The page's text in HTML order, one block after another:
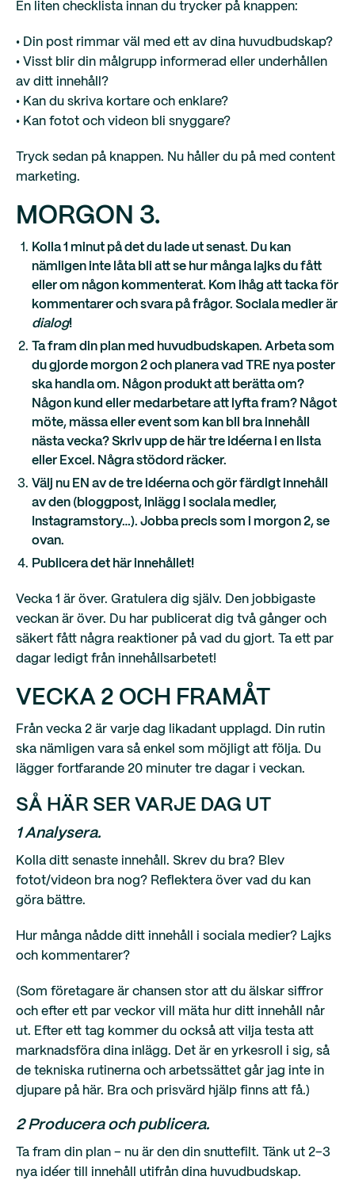
En liten checklista innan du trycker på knappen:
• Din post rimmar väl med ett av dina huvudbudskap?
• Visst blir din målgrupp informerad eller underhållen
av ditt innehåll?
• Kan du skriva kortare och enklare?
• Kan fotot och videon bli snyggare?
Tryck sedan på knappen. Nu håller du på med content
marketing.
MORGON 3.
Kolla 1 minut på det du lade ut senast. Du kan
nämligen inte låta bli att se hur många lajks du fått
eller om någon kommenterat. Kom ihåg att tacka för
kommentarer och svara på frågor. Sociala medier är
dialog!
Ta fram din plan med huvudbudskapen. Arbeta som
du gjorde morgon 2 och planera vad TRE nya poster
ska handla om. Någon produkt att berätta om?
Någon kund eller medarbetare att lyfta fram? Något
möte, mässa eller event som kan bli bra innehåll
nästa vecka? Skriv upp de här tre idéerna i en lista
eller Excel. Några stödord räcker.
Välj nu EN av de tre idéerna och gör färdigt innehåll
av den (bloggpost, inlägg i sociala medier,
Instagramstory…). Jobba precis som i morgon 2, se
ovan.
Publicera det här innehållet!
Vecka 1 är över. Gratulera dig själv. Den jobbigaste
veckan är över. Du har publicerat dig två gånger och
säkert fått några reaktioner på vad du gjort. Ta ett par
dagar ledigt från innehållsarbetet!
VECKA 2 OCH FRAMÅT
Från vecka 2 är varje dag likadant upplagd. Din rutin
ska nämligen vara så enkel som möjligt att följa. Du
lägger fortfarande 20 minuter tre dagar i veckan.
SÅ HÄR SER VARJE DAG UT
1 Analysera.
Kolla ditt senaste innehåll. Skrev du bra? Blev
fotot/videon bra nog? Reflektera över vad du kan
göra bättre.
Hur många nådde ditt innehåll i sociala medier? Lajks
och kommentarer?
(Som företagare är chansen stor att du älskar siffror
och efter ett par veckor vill mäta hur ditt innehåll når
ut. Efter ett tag kommer du också att vilja testa att
marknadsföra dina inlägg. Det är en yrkesroll i sig, så
de tekniska rutinerna och arbetssättet går jag inte in
djupare på här. Bra och prisvärd hjälp finns att få.)
2 Producera och publicera.
Ta fram din plan – nu är den din snuttefilt. Tänk ut 2–3
nya idéer till innehåll utifrån dina huvudbudskap.